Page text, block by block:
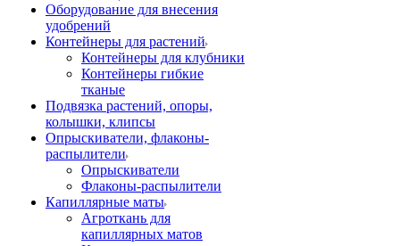
Оборудование для внесения
удобрений
Контейнеры для растений
Контейнеры для клубники
Контейнеры гибкие
тканые
Подвязка растений, опоры,
колышки, клипсы
Опрыскиватели, флаконы-
распылители
Опрыскиватели
Флаконы-распылители
Капиллярные маты
Агроткань для
капиллярных матов